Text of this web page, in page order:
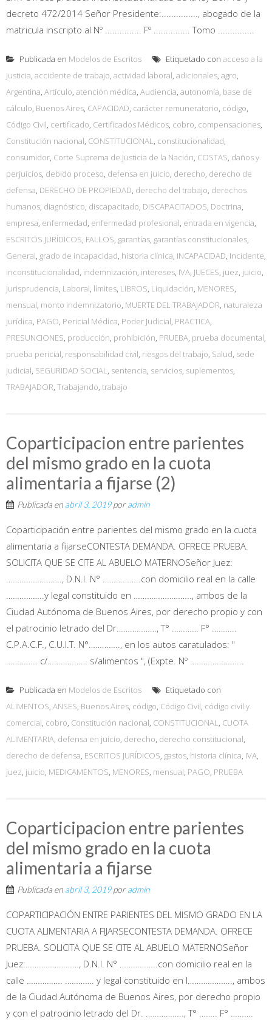
decreto 472/2014 Señor Presidente:..............., abogado de la
matricula inscripto al Nº ............... Fº ............... Tomo ...............
Publicada en Modelos de Escritos Etiquetado con acceso a la
Justicia, accidente de trabajo, actividad laboral, adicionales, agro,
Argentina, Artículo, atención médica, Audiencia, autonomía, base de
cálculo, Buenos Aires, CAPACIDAD, carácter remuneratorio, código,
Código Civil, certificado, Certificados Médicos, cobro, compensaciones,
Constitución nacional, CONSTITUCIONAL, constitucionalidad,
consumidor, Corte Suprema de Justicia de la Nación, COSTAS, daños y
perjuicios, debido proceso, defensa en juicio, derecho, derecho de
defensa, DERECHO DE PROPIEDAD, derecho del trabajo, derechos
humanos, diagnóstico, discapacitado, DISCAPACITADOS, Doctrina,
empresa, enfermedad, enfermedad profesional, entrada en vigencia,
ESCRITOS JURÍDICOS, FALLOS, garantías, garantías constitucionales,
General, grado de incapacidad, historia clínica, INCAPACIDAD, Incidente,
inconstitucionalidad, indemnización, intereses, IVA, JUECES, juez, juicio,
Jurisprudencia, Laboral, límites, LIBROS, Liquidación, MENORES,
mensual, monto indemnizatorio, MUERTE DEL TRABAJADOR, naturaleza
jurídica, PAGO, Pericial Médica, Poder Judicial, PRACTICA,
PRESUNCIONES, producción, prohibición, PRUEBA, prueba documental,
prueba pericial, responsabilidad civil, riesgos del trabajo, Salud, sede
judicial, SEGURIDAD SOCIAL, sentencia, servicios, suplementos,
TRABAJADOR, Trabajando, trabajo
Coparticipacion entre parientes
del mismo grado en la cuota
alimentaria a fijarse (2)
Publicada en abril 3, 2019poradmin
Coparticipación entre parientes del mismo grado en la cuota
alimentaria a fijarseCONTESTA DEMANDA. OFRECE PRUEBA.
SOLICITA QUE SE CITE AL ABUELO MATERNOSeñor Juez:
……………………., D.N.I. N° ……………..con domicilio real en la calle
……………..y legal constituido en …………………….., ambos de la
Ciudad Autónoma de Buenos Aires, por derecho propio y con
el patrocinio letrado del Dr………………, T° ………… F° ………..
C.P.A.C.F., C.U.I.T. N°………….., en los autos caratulados: "
………….. c/……………… s/alimentos ", (Expte. Nº …………………...
Publicada en Modelos de Escritos
Etiquetado con
ALIMENTOS, ANSES, Buenos Aires, código, Código Civil, código civil y
comercial, cobro, Constitución nacional, CONSTITUCIONAL, CUOTA
ALIMENTARIA, defensa en juicio, derecho, derecho constitucional,
derecho de defensa, ESCRITOS JURÍDICOS, gastos, historia clínica, IVA,
juez, juicio, MEDICAMENTOS, MENORES, mensual, PAGO, PRUEBA
Coparticipacion entre parientes
del mismo grado en la cuota
alimentaria a fijarse
Publicada en abril 3, 2019poradmin
COPARTICIPACIÓN ENTRE PARIENTES DEL MISMO GRADO EN LA
CUOTA ALIMENTARIA A FIJARSECONTESTA DEMANDA. OFRECE
PRUEBA. SOLICITA QUE SE CITE AL ABUELO MATERNOSeñor
Juez:……………………, D.N.I. N° ……………..con domicilio real en la
calle ……………. …………. y legal constituido en l……………….., ambos
de la Ciudad Autónoma de Buenos Aires, por derecho propio
y con el patrocinio letrado del Dr. …………….., T° …….. F° ……….